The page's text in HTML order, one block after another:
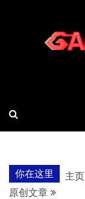
你在这里 主页
原创文章